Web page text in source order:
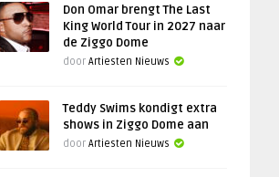
Don Omar brengt The Last
King World Tour in 2027 naar
de Ziggo Dome
door Artiesten Nieuws
Teddy Swims kondigt extra
shows in Ziggo Dome aan
door Artiesten Nieuws